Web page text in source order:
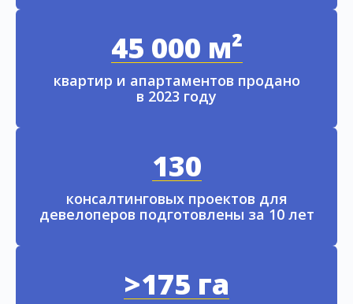
45 000 м²
квартир и апартаментов продано
в 2023 году
130
консалтинговых проектов для
девелоперов подготовлены за 10 лет
>175 га